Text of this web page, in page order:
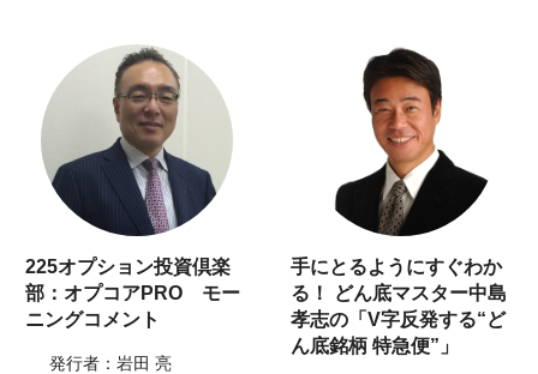
225オプション投資倶楽
部：オプコアPRO モー
ニングコメント
発行者：岩田 亮
手にとるようにすぐわか
る！ どん底マスター中島
孝志の「V字反発する“ど
ん底銘柄 特急便”」